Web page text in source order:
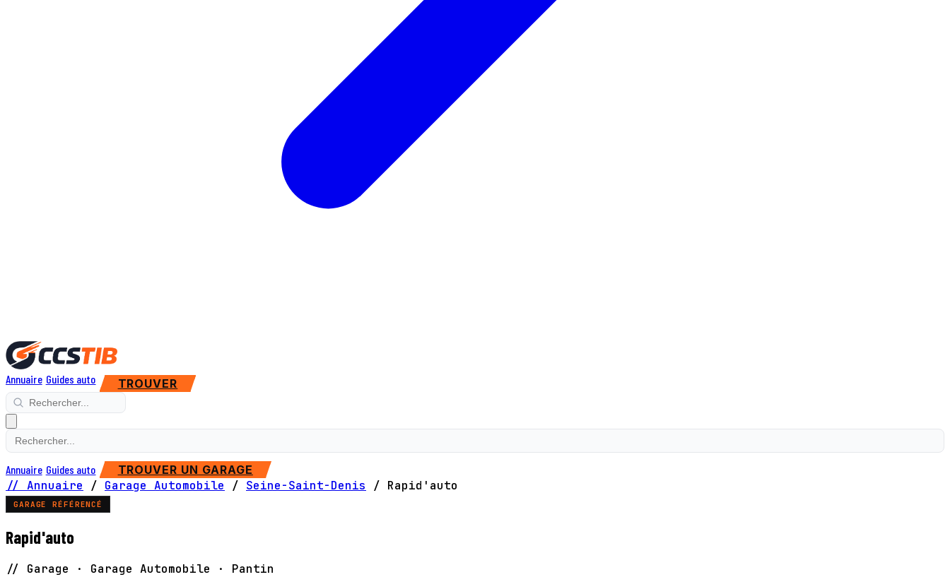
Annuaire Guides auto TROUVER
Annuaire Guides auto TROUVER UN GARAGE
// Annuaire / Garage Automobile / Seine-Saint-Denis / Rapid'auto
GARAGE RÉFÉRENCÉ
Rapid'auto
// Garage · Garage Automobile · Pantin